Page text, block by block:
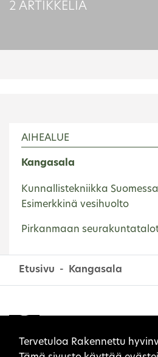
2 ARTIKKELIA
AIHEALUE
Kangasala
Kunnallistekniikka
Esimerkkinä vesihuolto
Pirkanmaan
Etusivu Kangasala
Sivuston
Tervetuloa Rakennettu